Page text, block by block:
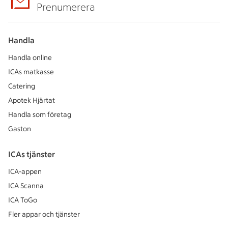
Prenumerera
Handla
Handla online
ICAs matkasse
Catering
Apotek Hjärtat
Handla som företag
Gaston
ICAs tjänster
ICA-appen
ICA Scanna
ICA ToGo
Fler appar och tjänster